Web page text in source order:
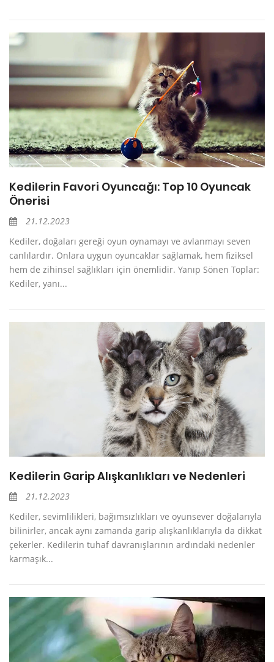
Kedilerin Favori Oyuncağı: Top 10 Oyuncak
Önerisi
21.12.2023
Kediler, doğaları gereği oyun oynamayı ve avlanmayı seven
canlılardır. Onlara uygun oyuncaklar sağlamak, hem fiziksel
hem de zihinsel sağlıkları için önemlidir. Yanıp Sönen Toplar:
Kediler, yanı...
Kedilerin Garip Alışkanlıkları ve Nedenleri
21.12.2023
Kediler, sevimlilikleri, bağımsızlıkları ve oyunsever doğalarıyla
bilinirler, ancak aynı zamanda garip alışkanlıklarıyla da dikkat
çekerler. Kedilerin tuhaf davranışlarının ardındaki nedenler
karmaşık...